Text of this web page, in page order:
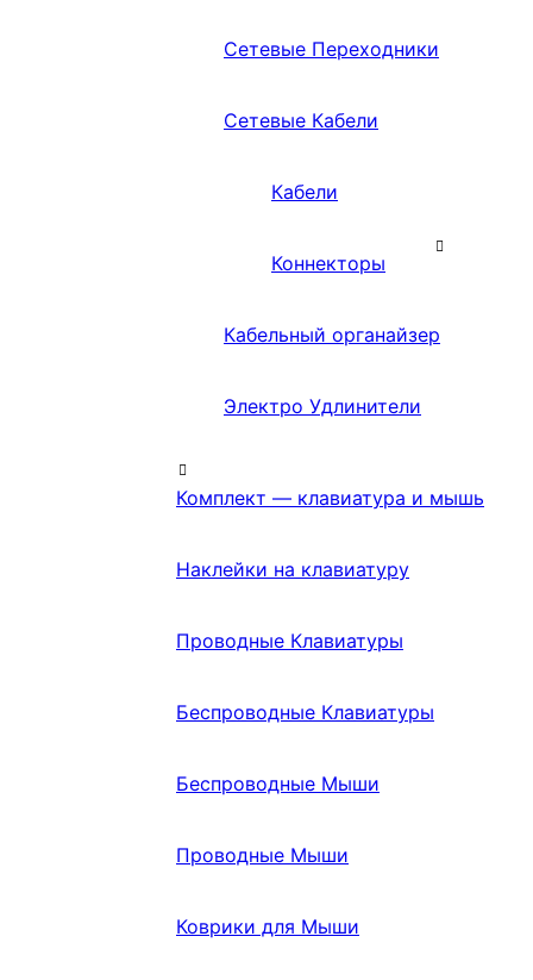
Сетевые Переходники
Сетевые Кабели
Кабели
Коннекторы
Кабельный органайзер
Электро Удлинители
Комплект — клавиатура и мышь
Наклейки на клавиатуру
Проводные Клавиатуры
Беспроводные Клавиатуры
Беспроводные Мыши
Проводные Мыши
Коврики для Мыши